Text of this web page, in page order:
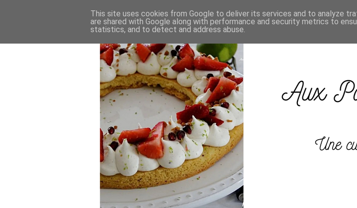
This site uses cookies from Google to deliver its services and to analyze
are shared with Google along with performance and security metrics to
statistics, and to detect and address abuse.